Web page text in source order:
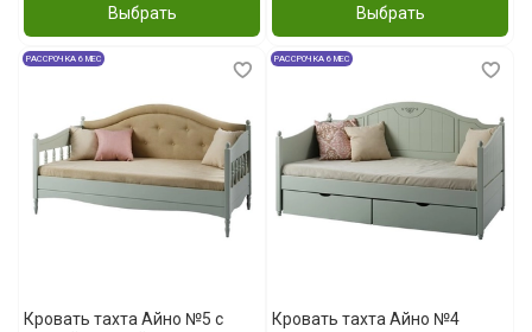
Выбрать Выбрать
РАССРОЧКА 6 МЕС
Кровать тахта Айно №5 с
РАССРОЧКА 6 МЕС
Кровать тахта Айно №4